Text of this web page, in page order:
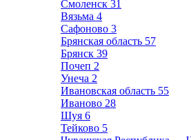
Смоленск 31
Вязьма 4
Сафоново 3
Брянская область 57
Брянск 39
Почеп 2
Унеча 2
Ивановская область 55
Иваново 28
Шуя 6
Тейково 5